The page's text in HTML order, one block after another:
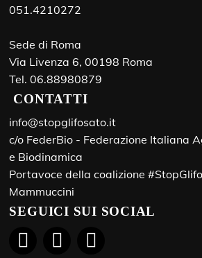
051.4210272
Sede di Roma
Via Livenza 6, 00198 Roma
Tel. 06.88980879
CONTATTI
info@stopglifosato.it
c/o FederBio - Federazione Italiana
e Biodinamica
Portavoce della coalizione
Mammuccini
SEGUICI SUI SOCIAL